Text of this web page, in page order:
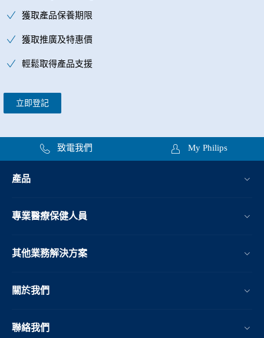
獲取產品保養期限
獲取推廣及特惠價
輕鬆取得產品支援
立即登記
致電我們 My Philips
產品
專業醫療保健人員
其他業務解決方案​
關於我們
聯絡我們